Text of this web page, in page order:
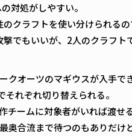
対処がしやすい。
クラフトを使い分けられるの
でもいいが、2人のクラフト
クオーツのマギウスが入手で
れぞれ切り替えられる。
チームに対象者がいれば渡せ
奥合流まで待つのもありだけ